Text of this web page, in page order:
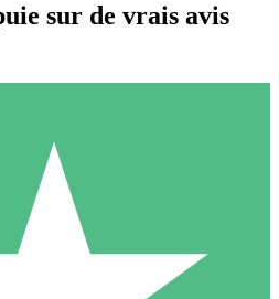
Individuels
crédits de téléchargement. Sans
sur de vrais avis